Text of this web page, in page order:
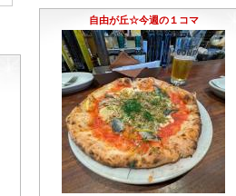
自由が丘☆今週の１コマ